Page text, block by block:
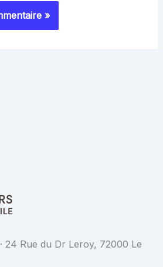
· 24 Rue du Dr Leroy, 72000 Le